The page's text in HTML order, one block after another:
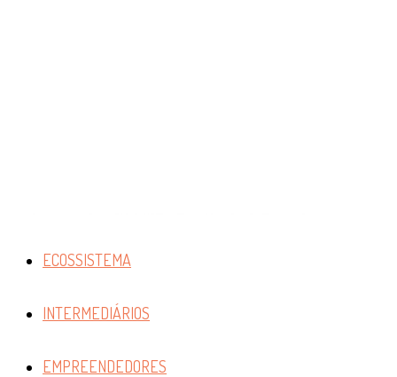
ECOSSISTEMA
INTERMEDIÁRIOS
EMPREENDEDORES